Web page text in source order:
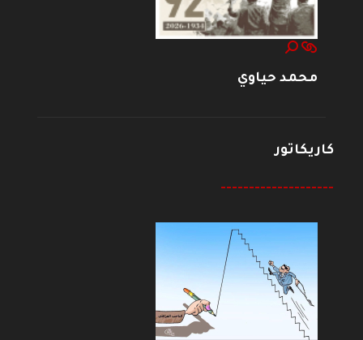
محمد حياوي
كاريكاتور
--------------------